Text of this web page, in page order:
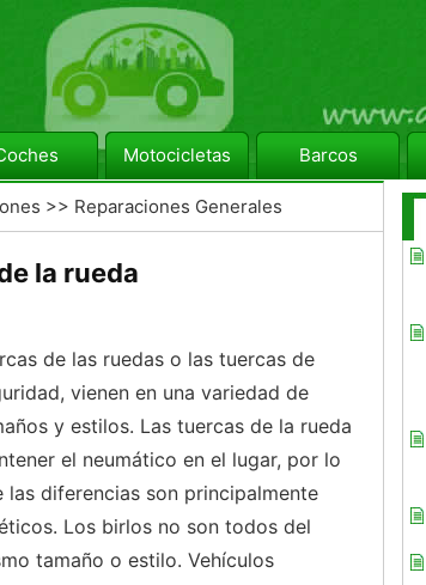
Motocicletas Barcos
>> Reparaciones Generales
la rueda
de las ruedas o las tuercas de
vienen en una variedad de
y estilos. Las tuercas de la rueda
el neumático en el lugar, por lo
las diferencias son principalmente
Los birlos no son todos del
tamaño o estilo. Vehículos